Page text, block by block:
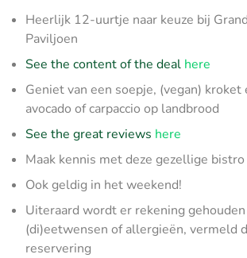
Heerlijk 12-uurtje naar keuze bij
Paviljoen
See the content of the deal here
Geniet van een soepje, (vegan) kroket
avocado of carpaccio op landbrood
See the great reviews here
Maak kennis met deze gezellige
Ook geldig in het weekend!
Uiteraard wordt er rekening
(di)eetwensen of allergieën, vermeld
reservering